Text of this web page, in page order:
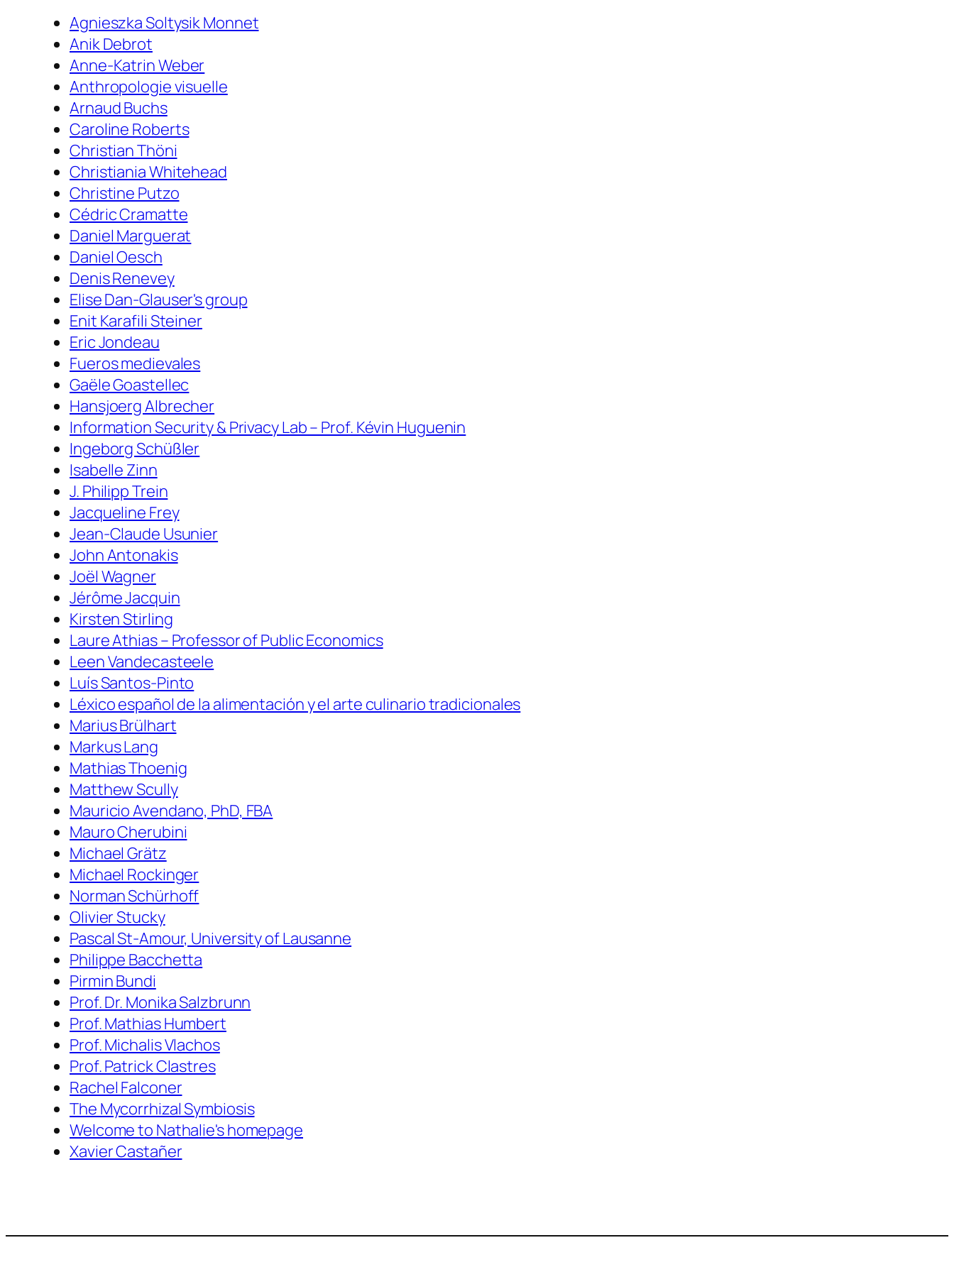
Agnieszka Soltysik Monnet
Anik Debrot
Anne-Katrin Weber
Anthropologie visuelle
Arnaud Buchs
Caroline Roberts
Christian Thöni
Christiania Whitehead
Christine Putzo
Cédric Cramatte
Daniel Marguerat
Daniel Oesch
Denis Renevey
Elise Dan-Glauser's group
Enit Karafili Steiner
Eric Jondeau
Fueros medievales
Gaële Goastellec
Hansjoerg Albrecher
Information Security & Privacy Lab – Prof. Kévin Huguenin
Ingeborg Schüßler
Isabelle Zinn
J. Philipp Trein
Jacqueline Frey
Jean-Claude Usunier
John Antonakis
Joël Wagner
Jérôme Jacquin
Kirsten Stirling
Laure Athias – Professor of Public Economics
Leen Vandecasteele
Luís Santos-Pinto
Léxico español de la alimentación y el arte culinario tradicionales
Marius Brülhart
Markus Lang
Mathias Thoenig
Matthew Scully
Mauricio Avendano, PhD, FBA
Mauro Cherubini
Michael Grätz
Michael Rockinger
Norman Schürhoff
Olivier Stucky
Pascal St-Amour, University of Lausanne
Philippe Bacchetta
Pirmin Bundi
Prof. Dr. Monika Salzbrunn
Prof. Mathias Humbert
Prof. Michalis Vlachos
Prof. Patrick Clastres
Rachel Falconer
The Mycorrhizal Symbiosis
Welcome to Nathalie's homepage
Xavier Castañer